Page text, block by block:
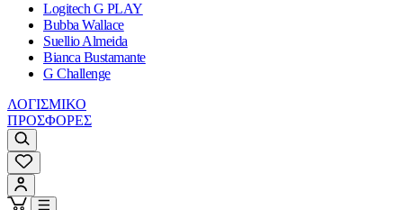
Logitech G PLAY
Bubba Wallace
Suellio Almeida
Bianca Bustamante
G Challenge
ΛΟΓΙΣΜΙΚΟ
ΠΡΟΣΦΟΡΕΣ